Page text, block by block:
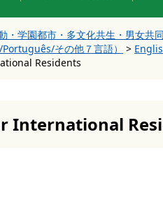
・学園都市・多文化共生・男女共
その他７言語）
>
Residents
International